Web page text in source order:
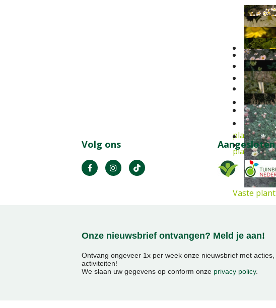
plant
plant
Vaste plant
Volg ons
Onze nieuwsbrief ontvangen? Meld je aan!
Ontvang ongeveer 1x per week onze nieuwsbrief met acties,
activiteiten!
We slaan uw gegevens op conform onze privacy policy.